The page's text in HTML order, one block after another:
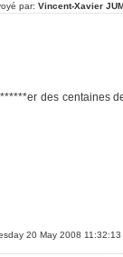
par: Vincent-Xavier
des centaines
20 May 2008 11:32:13